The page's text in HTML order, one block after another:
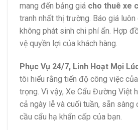
mang đến bảng giá cho thuê xe
tranh nhất thị trường. Báo giá luôn
không phát sinh chi phí ẩn. Hợp
vệ quyền lợi của khách hàng.
Phục Vụ 24/7, Linh Hoạt Mọi
tôi hiểu rằng tiến độ công việc
trọng. Vì vậy, Xe Cẩu Đường Việt
cả ngày lễ và cuối tuần, sẵn sàng
cầu cẩu hạ khẩn cấp của bạn.